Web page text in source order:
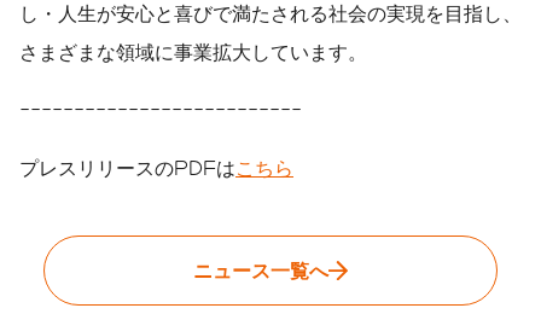
し・人生が安心と喜びで満たされる社会の実現を目指し、
さまざまな領域に事業拡大しています。
--------------------------
プレスリリースのPDFはこちら
ニュース一覧へ